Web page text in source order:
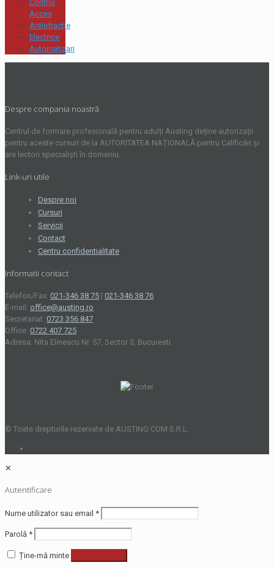
Control
Acces
Antiefractie
Electrice
Automatizari
Despre compania noastră
Centrul de formare profesională pentru adulți Austing deține autorizații
pentru aceste cursuri de la AUTORITATEA NAȚIONALĂ pentru Calificări și
are lectori specialiști în domeniu.
Link-uri utile
Despre noi
Cursuri
Servicii
Contact
Centru confidentialitate
Informatii contact
Telefon/Fax: 021-346 38 75 | 021-346 38 76
E-mail: office@austing.ro
Secretariat: 0723 356 847
Office: 0722 407 725
Adresa: Nita Elinescu Nr. 57, Sector 3, Bucuresti
© Toate drepturile rezervate de AUSTING COM S.R.L.
✕
Autentificare
Nume utilizator sau email *
Parolă *
Ține-mă minte